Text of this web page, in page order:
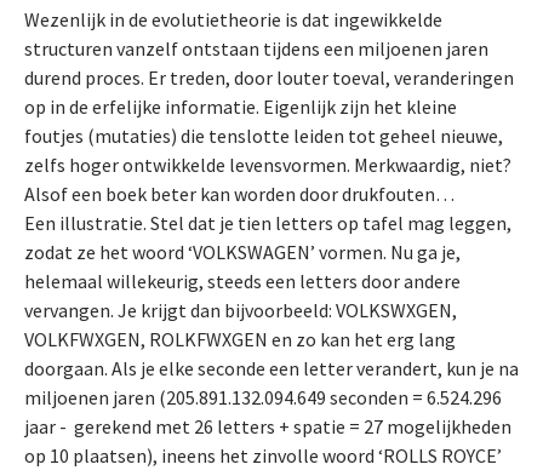
Wezenlijk in de evolutietheorie is dat ingewikkelde
structuren vanzelf ontstaan tijdens een miljoenen jaren
durend proces. Er treden, door louter toeval, veranderingen
op in de erfelijke informatie. Eigenlijk zijn het kleine
foutjes (mutaties) die tenslotte leiden tot geheel nieuwe,
zelfs hoger ontwikkelde levensvormen. Merkwaardig, niet?
Alsof een boek beter kan worden door drukfouten…
Een illustratie. Stel dat je tien letters op tafel mag leggen,
zodat ze het woord ‘VOLKSWAGEN’ vormen. Nu ga je,
helemaal willekeurig, steeds een letters door andere
vervangen. Je krijgt dan bijvoorbeeld: VOLKSWXGEN,
VOLKFWXGEN, ROLKFWXGEN en zo kan het erg lang
doorgaan. Als je elke seconde een letter verandert, kun je na
miljoenen jaren (205.891.132.094.649 seconden = 6.524.296
jaar - gerekend met 26 letters + spatie = 27 mogelijkheden
op 10 plaatsen), ineens het zinvolle woord ‘ROLLS ROYCE’